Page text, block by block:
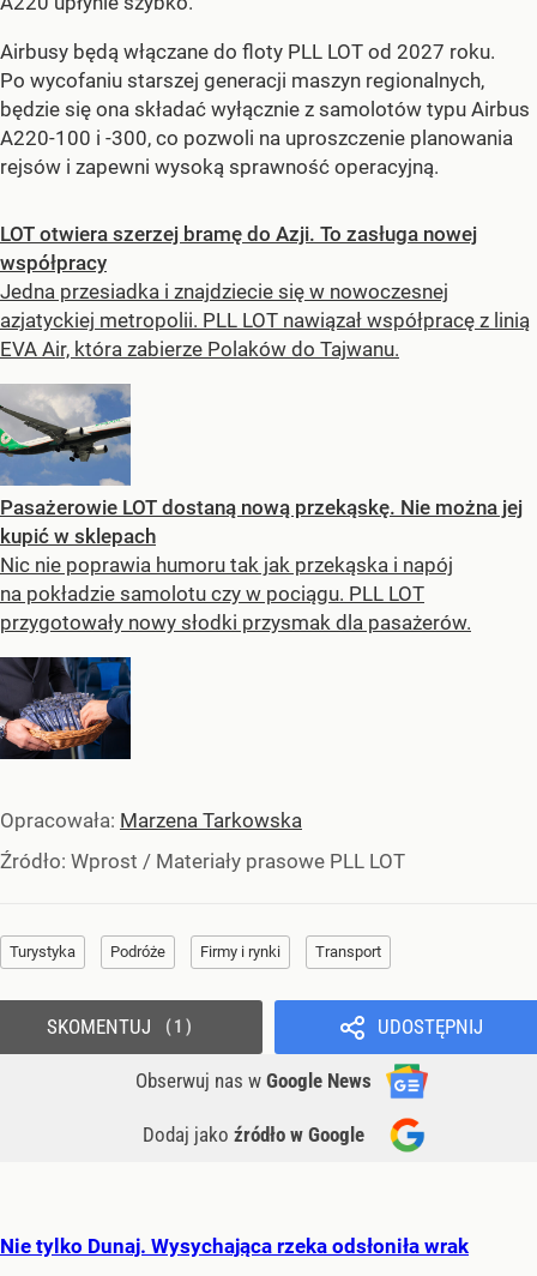
Airbusy będą włączane do floty PLL LOT od 2027 roku.
Po wycofaniu starszej generacji maszyn regionalnych,
będzie się ona składać wyłącznie z samolotów typu Airbus
A220-100 i -300, co pozwoli na uproszczenie planowania
rejsów i zapewni wysoką sprawność operacyjną.
LOT otwiera szerzej bramę do Azji. To zasługa nowej
współpracy
Jedna przesiadka i znajdziecie się w nowoczesnej
azjatyckiej metropolii. PLL LOT nawiązał współpracę z linią
EVA Air, która zabierze Polaków do Tajwanu.
Pasażerowie LOT dostaną nową przekąskę. Nie można jej
kupić w sklepach
Nic nie poprawia humoru tak jak przekąska i napój
na pokładzie samolotu czy w pociągu. PLL LOT
przygotowały nowy słodki przysmak dla pasażerów.
Opracowała: Marzena Tarkowska
Źródło: Wprost / Materiały prasowe PLL LOT
Turystyka Podróże Firmy i rynki Transport
UDOSTĘPNIJ
Obserwuj nas w Google News
Dodaj jako źródło w Google
SKOMENTUJ 1
Nie tylko Dunaj. Wysychająca rzeka odsłoniła wrak